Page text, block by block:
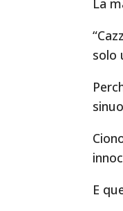
La
solo
E